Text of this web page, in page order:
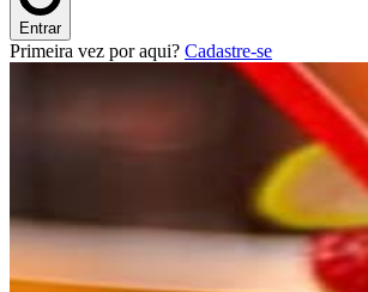
Entrar
Primeira vez por aqui? Cadastre-se